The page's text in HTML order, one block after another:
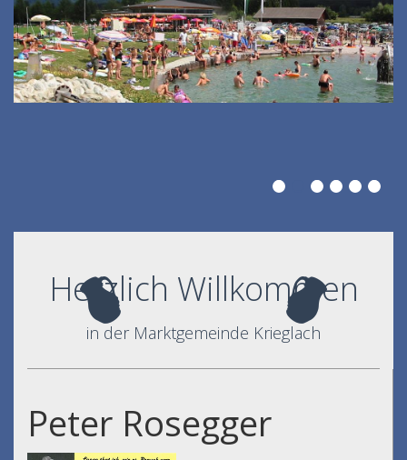
Herzlich Willkommen
in der Marktgemeinde Krieglach
Peter Rosegger